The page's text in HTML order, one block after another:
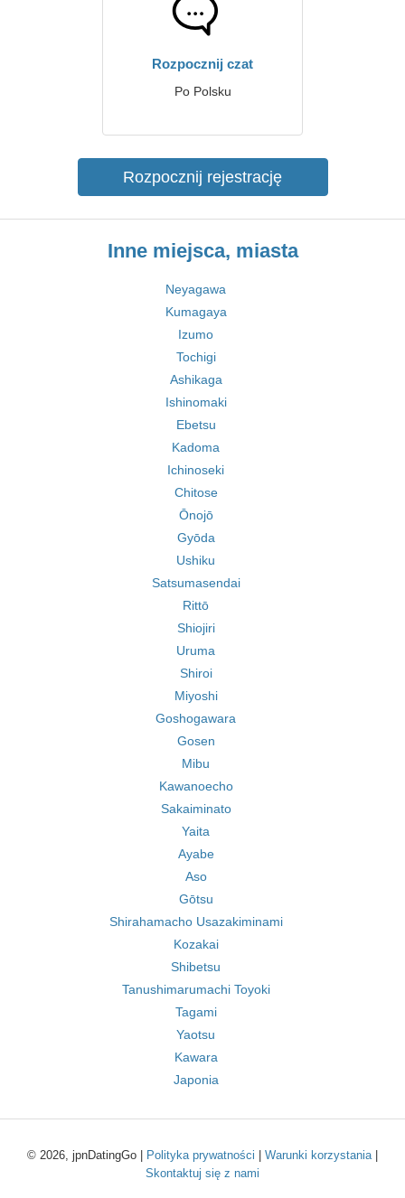
Rozpocznij czat
Po Polsku
Rozpocznij rejestrację
Inne miejsca, miasta
Neyagawa
Kumagaya
Izumo
Tochigi
Ashikaga
Ishinomaki
Ebetsu
Kadoma
Ichinoseki
Chitose
Ōnojō
Gyōda
Ushiku
Satsumasendai
Rittō
Shiojiri
Uruma
Shiroi
Miyoshi
Goshogawara
Gosen
Mibu
Kawanoecho
Sakaiminato
Yaita
Ayabe
Aso
Gōtsu
Shirahamacho Usazakiminami
Kozakai
Shibetsu
Tanushimarumachi Toyoki
Tagami
Yaotsu
Kawara
Japonia
© 2026, jpnDatingGo | Polityka prywatności Warunki korzystania|
Skontaktuj się z nami